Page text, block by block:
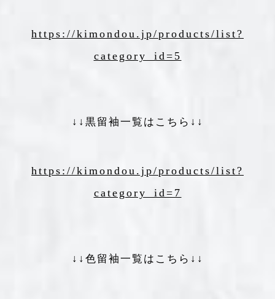
https://kimondou.jp/products/list?
category_id=5
↓↓黒留袖一覧はこちら↓↓
https://kimondou.jp/products/list?
category_id=7
↓↓色留袖一覧はこちら↓↓